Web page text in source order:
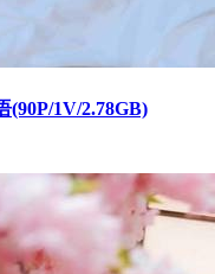
(90P/1V/2.78GB)